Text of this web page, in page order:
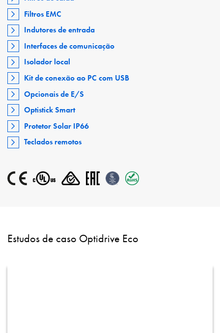
Filtros EMC
Indutores de entrada
Interfaces de comunicação
Isolador local
Kit de conexão ao PC com USB
Opcionais de E/S
Optistick Smart
Protetor Solar IP66
Teclados remotos
Estudos de caso Optidrive Eco